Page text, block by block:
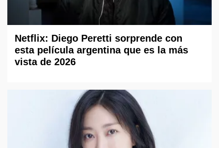
Netflix: Diego Peretti sorprende con
esta película argentina que es la más
vista de 2026